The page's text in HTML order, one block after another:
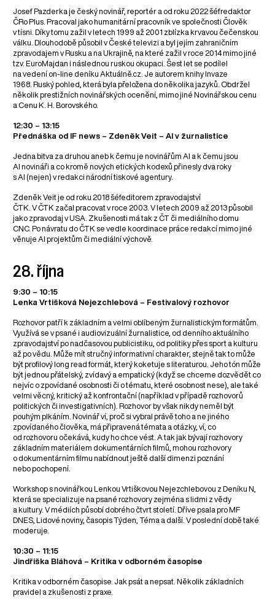
Josef Pazderka je český novinář, reportér a od roku 2022 šéfredaktor
ČRo Plus. Pracoval jako humanitární pracovník ve společnosti Člověk
v tísni. Díky tomu zažil v letech 1999 až 2001 zblízka krvavou čečenskou
válku. Dlouhodobě působil v České televizi a byl jejím zahraničním
zpravodajem v Rusku a na Ukrajině, na které zažil v roce 2014 mimo jiné
tzv. EuroMajdan i následnou ruskou okupaci. Šest let se podílel
na vedení on-line deníku Aktuálně.cz. Je autorem knihy Invaze
1968. Ruský pohled, která byla přeložena do několika jazyků. Obdržel
několik prestižních novinářských ocenění, mimo jiné Novinářskou cenu
a Cenu K. H. Borovského.
12:30 – 13:15
Přednáška od IF news – Zdeněk Veit – AI v žurnalistice
Jedna bitva za druhou aneb k čemu je novinářům AI a k čemu jsou
AI novináři a co kromě nových etických kodexů přinesly dva roky
s AI (nejen) v redakci národní tiskové agentury.
Zdeněk Veit je od roku 2018 šéfeditorem zpravodajství
ČTK. V ČTK začal pracovat v roce 2003. V letech 2009 až 2013 působil
jako zpravodaj v USA. Zkušenosti má tak z ČT či mediálního domu
CNC. Po návratu do ČTK se vedle koordinace práce redakcí mimo jiné
věnuje AI projektům či mediální výchově.
28. října
9:30 – 10:15
Lenka Vrtišková Nejezchlebová – Festivalový rozhovor
Rozhovor patří k základním a velmi oblíbeným žurnalistickým formátům.
Využívá se v psané i audiovizuální žurnalistice, od denního aktuálního
zpravodajství po nadčasovou publicistiku, od politiky přes sport a kulturu
až po vědu. Může mít stručný informativní charakter, stejně tak to může
být profilový long read formát, který koketuje s literaturou. Jeho tón může
být jednou přátelský, zvídavý a empatický (když se chceme dozvědět co
nejvíc o zpovídané osobnosti či o tématu, které osobnost nese), ale také
velmi věcný, kritický až konfrontační (například v případě rozhovorů
politických či investigativních). Rozhovor by však nikdy neměl být
pouhým plkáním. Novinář ví, proč si vybral právě toho a ne jiného
zpovídaného člověka, má připravená témata a otázky, ví, co
od rozhovoru očekává, kudy ho chce vést. A tak jak bývají rozhovory
základním materiálem dokumentárních filmů, mohou rozhovory
o dokumentárním filmu nabídnout ještě další dimenzi poznání
nebo pochopení.
Workshop s novinářkou Lenkou Vrtiškovou Nejezchlebovou z Deníku N,
která se specializuje na psané rozhovory zejména s lidmi z vědy
a kultury. V médiích působí dobrého čtvrt století. Dříve psala pro MF
DNES, Lidové noviny, časopis Týden, Téma a další. V poslední době také
moderuje.
10:30 – 11:15
Jindřiška Bláhová – Kritika v odborném časopise
Kritika v odborném časopise. Jak psát a nepsat. Několik základních
pravidel a zkušenosti z praxe.